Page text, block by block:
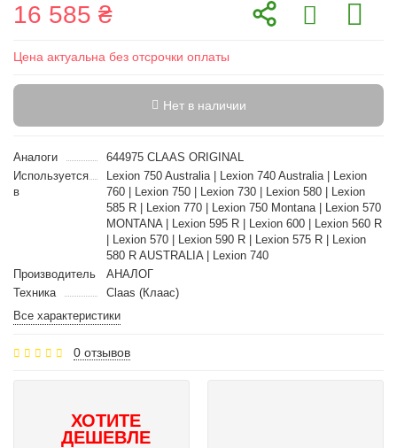
16 585 ₴
Цена актуальна без отсрочки оплаты
Нет в наличии
Аналоги
644975 CLAAS ORIGINAL
Используется
в
Lexion 750 Australia | Lexion 740 Australia | Lexion
760 | Lexion 750 | Lexion 730 | Lexion 580 | Lexion
585 R | Lexion 770 | Lexion 750 Montana | Lexion 570
MONTANA | Lexion 595 R | Lexion 600 | Lexion 560 R
| Lexion 570 | Lexion 590 R | Lexion 575 R | Lexion
580 R AUSTRALIA | Lexion 740
Производитель
АНАЛОГ
Техника
Claas (Клаас)
Все характеристики
0 отзывов
ХОТИТЕ
ДЕШЕВЛЕ